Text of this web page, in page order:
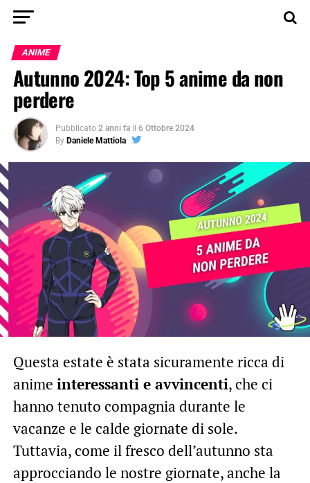
ANIME
Autunno 2024: Top 5 anime da non
perdere
Pubblicato 2 anni fa il 6 Ottobre 2024
By Daniele Mattiola
Questa estate è stata sicuramente ricca di
anime interessanti e avvincenti, che ci
hanno tenuto compagnia durante le
vacanze e le calde giornate di sole.
Tuttavia, come il fresco dell’autunno sta
approcciando le nostre giornate, anche la